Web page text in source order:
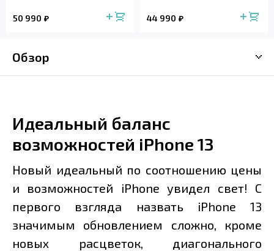
50 990 44 990
Обзор
Идеальный баланс
возможностей iPhone 13
Новый идеальный по соотношению цены
и возможностей iPhone увидел свет! С
первого взгляда назвать iPhone 13
значимым обновлением сложно, кроме
новых расцветок, диагонального